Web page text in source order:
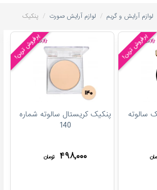
لوازم آرایش و گریم / لوازم آرایش صورت / پنکیک
پرفروش ترین!
سالوته
پرفروش ترین!
پنکیک کریستال سالوته شماره
140
۴۹۸,۰۰۰ تومان